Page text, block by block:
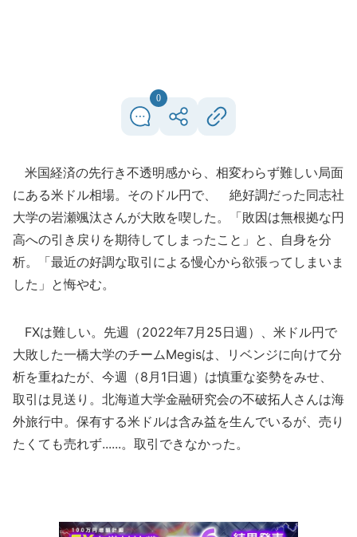
0
米国経済の先行き不透明感から、相変わらず難しい局面
にある米ドル相場。そのドル円で、 絶好調だった同志社
大学の岩瀬颯汰さんが大敗を喫した。「敗因は無根拠な円
高への引き戻りを期待してしまったこと」と、自身を分
析。「最近の好調な取引による慢心から欲張ってしまいま
した」と悔やむ。
FXは難しい。先週（2022年7月25日週）、米ドル円で
大敗した一橋大学のチームMegisは、リベンジに向けて分
析を重ねたが、今週（8月1日週）は慎重な姿勢をみせ、
取引は見送り。北海道大学金融研究会の不破拓人さんは海
外旅行中。保有する米ドルは含み益を生んでいるが、売り
たくても売れず......。取引できなかった。